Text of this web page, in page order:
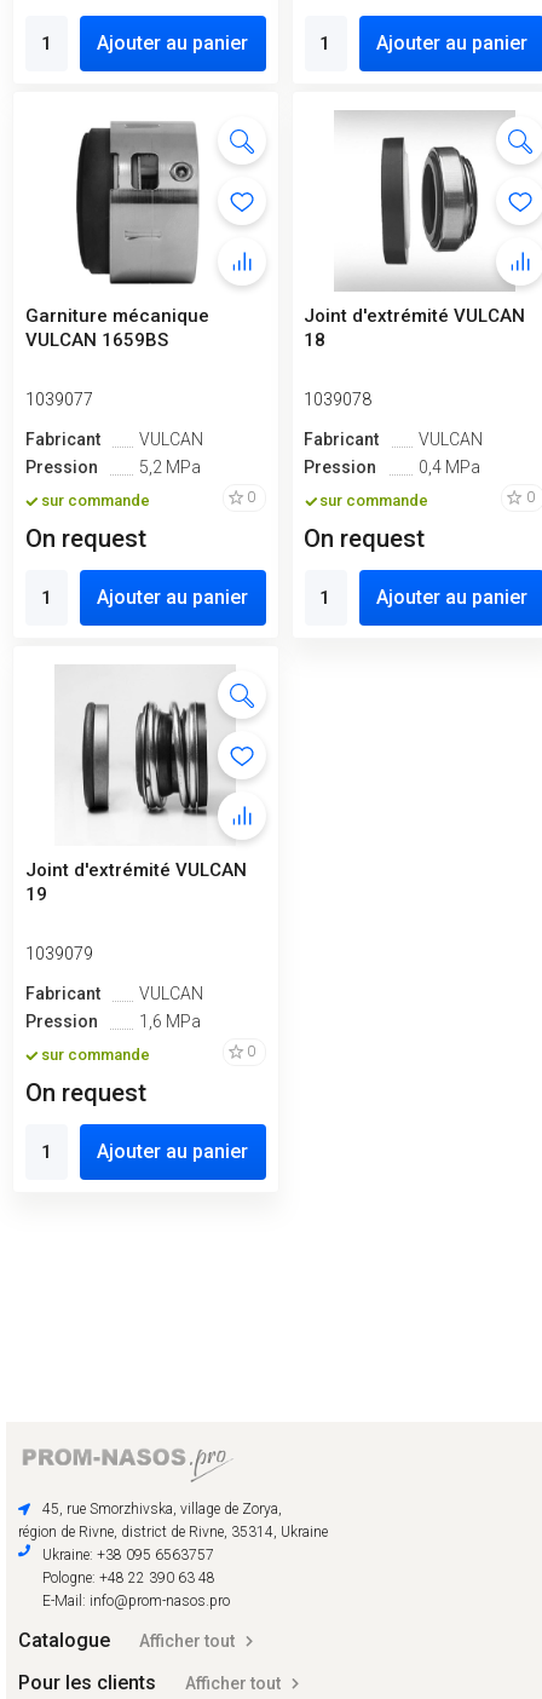
Ajouter au panier Ajouter au panier
Garniture mécanique
VULCAN 1659BS
1039077
Fabricant
VULCAN
Pression
5,2 MPa
sur commande 0
On request
Ajouter au panier
Joint d'extrémité VULCAN
18
1039078
Fabricant
VULCAN
Pression
0,4 MPa
sur commande 0
On request
Ajouter au panier
Joint d'extrémité VULCAN
19
1039079
Fabricant
VULCAN
Pression
1,6 MPa
sur commande 0
On request
Ajouter au panier
45, rue Smorzhivska, village de Zorya,
région de Rivne, district de Rivne, 35314, Ukraine
Ukraine: +38 095 6563757
Pologne: +48 22 390 63 48
E-Mail: info@prom-nasos.pro
Catalogue Afficher tout
Pour les clients Afficher tout